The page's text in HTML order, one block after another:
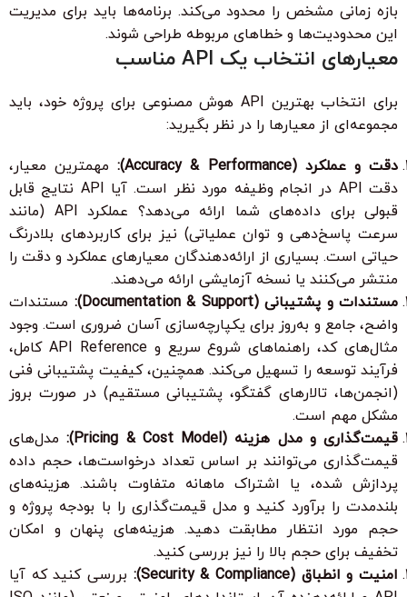
بازه زمانی مشخص را محدود می‌کند. برنامه‌ها باید برای مدیریت
این محدودیت‌ها و خطاهای مربوطه طراحی شوند.
معیارهای انتخاب یک API مناسب
برای انتخاب بهترین API هوش مصنوعی برای پروژه خود، باید
مجموعه‌ای از معیارها را در نظر بگیرید:
دقت و عملکرد (Accuracy & Performance):
مهمترین معیار،
دقت API در انجام وظیفه مورد نظر است. آیا API نتایج قابل
قبولی برای داده‌های شما ارائه می‌دهد؟ عملکرد API (مانند
سرعت پاسخ‌دهی و توان عملیاتی) نیز برای کاربردهای بلادرنگ
حیاتی است. بسیاری از ارائه‌دهندگان معیارهای عملکرد و دقت را
منتشر می‌کنند یا نسخه آزمایشی ارائه می‌دهند.
مستندات و پشتیبانی (Documentation & Support):
مستندات
واضح، جامع و به‌روز برای یکپارچه‌سازی آسان ضروری است. وجود
مثال‌های کد، راهنماهای شروع سریع و API Reference کامل،
فرآیند توسعه را تسهیل می‌کند. همچنین، کیفیت پشتیبانی فنی
(انجمن‌ها، تالارهای گفتگو، پشتیبانی مستقیم) در صورت بروز
مشکل مهم است.
قیمت‌گذاری و مدل هزینه (Pricing & Cost Model):
مدل‌های
قیمت‌گذاری می‌توانند بر اساس تعداد درخواست‌ها، حجم داده
پردازش شده، یا اشتراک ماهانه متفاوت باشند. هزینه‌های
بلندمدت را برآورد کنید و مدل قیمت‌گذاری را با بودجه پروژه و
حجم مورد انتظار مطابقت دهید. هزینه‌های پنهان و امکان
تخفیف برای حجم بالا را نیز بررسی کنید.
امنیت و انطباق (Security & Compliance):
بررسی کنید که آیا